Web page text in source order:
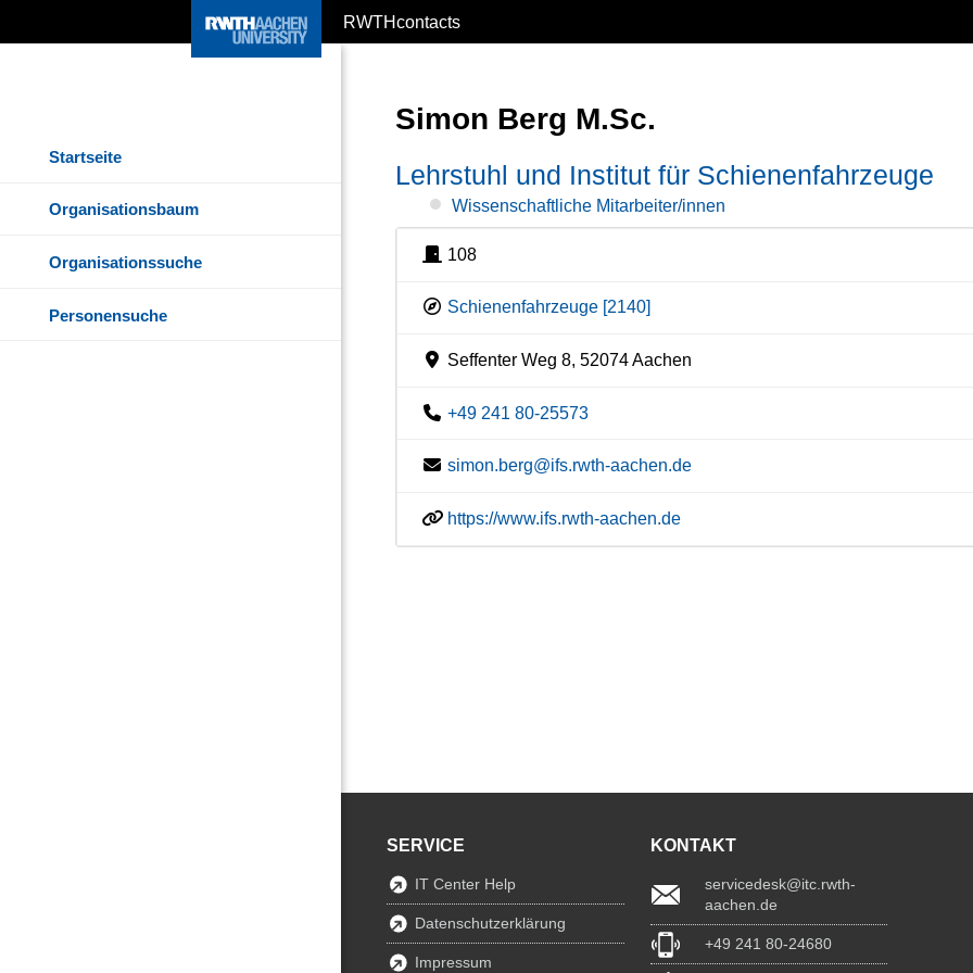
RWTHcontacts
Startseite
Organisationsbaum
Organisationssuche
Personensuche
Simon Berg M.Sc.
Lehrstuhl und Institut für Schienenfahrzeuge
Wissenschaftliche Mitarbeiter/innen
108
Schienenfahrzeuge [2140]
Seffenter Weg 8, 52074 Aachen
+49 241 80-25573
simon.berg@ifs.rwth-aachen.de
https://www.ifs.rwth-aachen.de
SERVICE
IT Center Help
Datenschutzerklärung
Impressum
KONTAKT
servicedesk@itc.rwth-
aachen.de
+49 241 80-24680